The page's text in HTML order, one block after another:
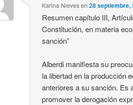
Karina Nievesen28 septiembre,
Resumen capítulo III,
Constitución, en materia
sanción”
Alberdi manifiesta su
la libertad en la producción
anteriores a su sanción. Es
promover la derogación